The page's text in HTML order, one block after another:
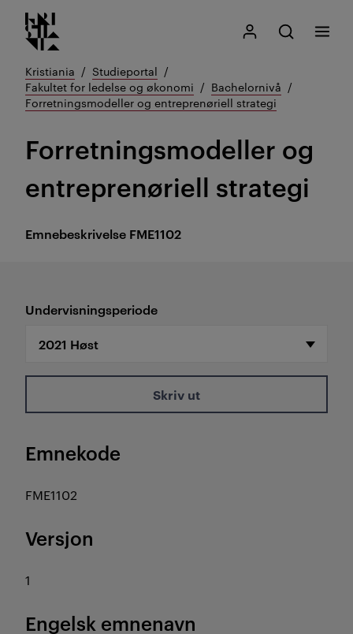
Gå
til
innhold
Kristiania logo
Mitt Kristiania
Åpne søk
Søk
Meny
Kristiania
Studieportal
Fakultet for ledelse og økonomi
Bachelornivå
Forretningsmodeller og entreprenøriell strategi
Emnebeskrivelse FME1102
Forretningsmodeller og
entreprenøriell strategi
Undervisningsperiode
Skriv ut
Emnekode
FME1102
Versjon
1
Engelsk emnenavn